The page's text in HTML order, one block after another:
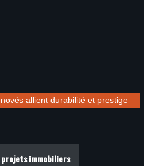
allient durabilité et prestige
projets immobiliers